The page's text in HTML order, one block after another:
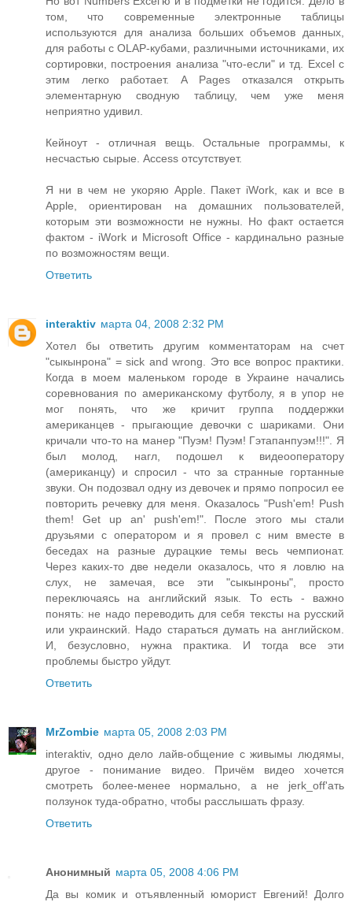
том, что современные электронные таблицы
используются для анализа больших объемов данных,
для работы с OLAP-кубами, различными источниками, их
сортировки, построения анализа "что-если" и тд. Excel с
этим легко работает. А Pages отказался открыть
элементарную сводную таблицу, чем уже меня
неприятно удивил.
Кейноут - отличная вещь. Остальные программы, к
несчастью сырые. Access отсутствует.
Я ни в чем не укоряю Apple. Пакет iWork, как и все в
Apple, ориентирован на домашних пользователей,
которым эти возможности не нужны. Но факт остается
фактом - iWork и Microsoft Office - кардинально разные
по возможностям вещи.
Ответить
interaktiv марта 04, 2008 2:32 PM
Хотел бы ответить другим комментаторам на счет
"сыкынрона" = sick and wrong. Это все вопрос практики.
Когда в моем маленьком городе в Украине начались
соревнования по американскому футболу, я в упор не
мог понять, что же кричит группа поддержки
американцев - прыгающие девочки с шариками. Они
кричали что-то на манер "Пуэм! Пуэм! Гэтапанпуэм!!!". Я
был молод, нагл, подошел к видеооператору
(американцу) и спросил - что за странные гортанные
звуки. Он подозвал одну из девочек и прямо попросил ее
повторить речевку для меня. Оказалось "Push'em! Push
them! Get up an' push'em!". После этого мы стали
друзьями с оператором и я провел с ним вместе в
беседах на разные дурацкие темы весь чемпионат.
Через каких-то две недели оказалось, что я ловлю на
слух, не замечая, все эти "сыкынроны", просто
переключаясь на английский язык. То есть - важно
понять: не надо переводить для себя тексты на русский
или украинский. Надо стараться думать на английском.
И, безусловно, нужна практика. И тогда все эти
проблемы быстро уйдут.
Ответить
MrZombie марта 05, 2008 2:03 PM
interaktiv, одно дело лайв-общение с живымы людямы,
другое - понимание видео. Причём видео хочется
смотреть более-менее нормально, а не jerk_off'ать
ползунок туда-обратно, чтобы расслышать фразу.
Ответить
Анонимный марта 05, 2008 4:06 PM
Да вы комик и отъявленный юморист Евгений! Долго